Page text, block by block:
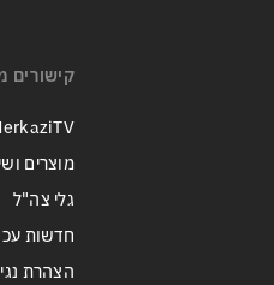
קישורים
מוצרים
גלי צה"ל
חדשות
הצהרת